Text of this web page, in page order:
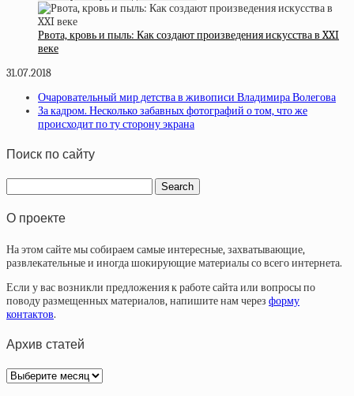
Рвота, кровь и пыль: Как создают произведения искусства в XXI
веке
31.07.2018
Очаровательный мир детства в живописи Владимира Волегова
За кадром. Несколько забавных фотографий о том, что же
происходит по ту сторону экрана
Поиск по сайту
О проекте
На этом сайте мы собираем самые интересные, захватывающие,
развлекательные и иногда шокирующие материалы со всего интернета.
Если у вас возникли предложения к работе сайта или вопросы по
поводу размещенных материалов, напишите нам через форму
контактов.
Архив статей
Архив
статей